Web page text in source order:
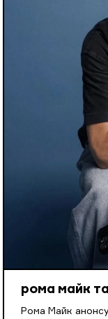
рома майк
Рома Майк